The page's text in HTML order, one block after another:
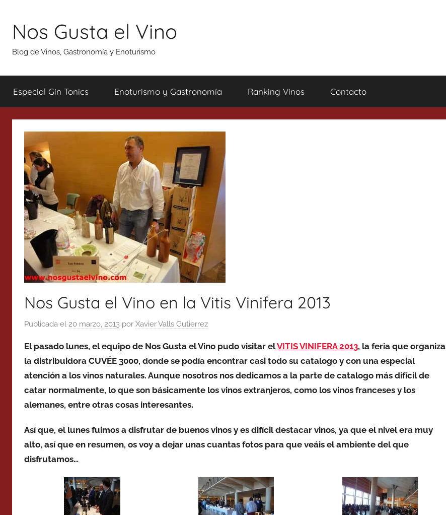
contenido
Nos Gusta el Vino
Blog de Vinos, Gastronomía y Enoturismo
Especial Gin Tonics Enoturismo y Gastronomía Ranking Vinos Contacto
Nos Gusta el Vino en la Vitis Vinifera 2013
Publicada el 20 marzo, 2013 por Xavier Valls Gutierrez
El pasado lunes, el equipo de Nos Gusta el Vino pudo visitar elVITIS VINIFERA 2013, la feria que organiza
la distribuidora CUVÉE 3000, donde se podía encontrar casi todo su catalogo y con una especial
atención a los vinos naturales. Aunque nosotros nos dedicamos a la parte de catalogo más difícil de
catar normalmente, lo que son básicamente los vinos extranjeros, como los vinos franceses y los
alemanes, entre otras cosas interesantes.
Así que, el lunes fuimos a disfrutar de buenos vinos y es difícil destacar vinos, ya que el nivel era muy
alto, así que en resumen, os voy a dejar unas cuantas fotos para que veáis el ambiente del que
disfrutamos…